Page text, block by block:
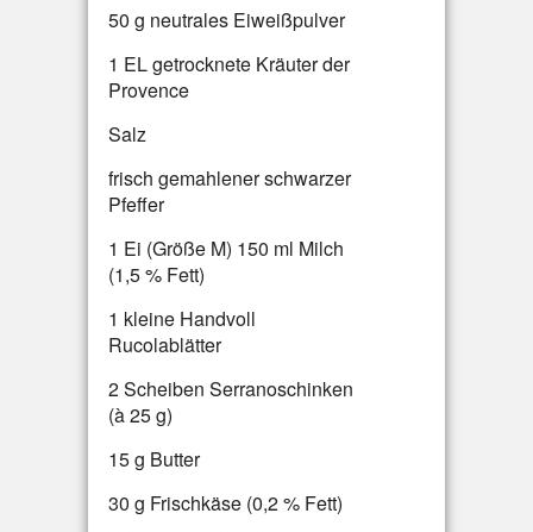
50 g neutrales Eiweißpulver
1 EL getrocknete Kräuter der
Provence
Salz
frisch gemahlener schwarzer
Pfeffer
1 Ei (Größe M) 150 ml Milch
(1,5 % Fett)
1 kleine Handvoll
Rucolablätter
2 Scheiben Serranoschinken
(à 25 g)
15 g Butter
30 g Frischkäse (0,2 % Fett)